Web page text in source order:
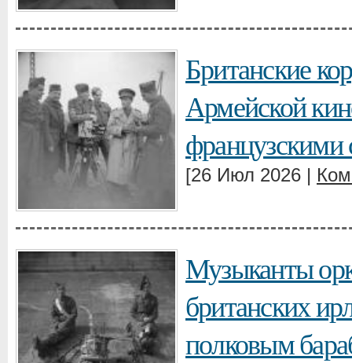
Британские
Армейской
французскими
[26 Июл 2026 |
Музыканты
британских
полковым